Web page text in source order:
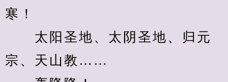
寒！
太阳圣地、太阴圣地、归元
宗、天山教……